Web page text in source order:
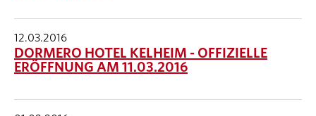
12.03.2016
DORMERO HOTEL KELHEIM - OFFIZIELLE
ERÖFFNUNG AM 11.03.2016